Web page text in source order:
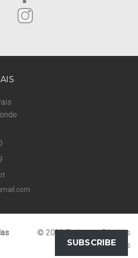
© 2023 Todos os Direitos
Reservados
SUBSCRIBE